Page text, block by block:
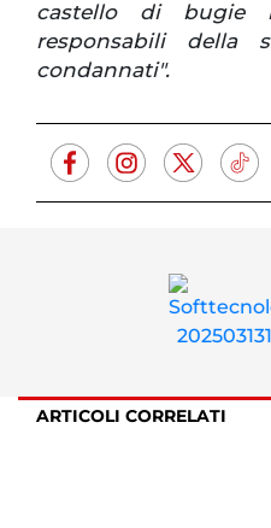
castello di bugie
responsabili della
condannati".
ARTICOLI CORRELATI